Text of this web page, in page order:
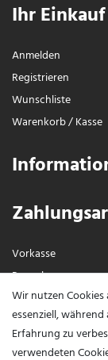
Ihr Einkauf
Anmelden
Registrieren
Wunschliste
Warenkorb/Kasse
Vorkasse
Paypal
Visa / Mastercard
Vertrag
Wir nutzen
essenziell,
Erfahrung zu
verwendeten